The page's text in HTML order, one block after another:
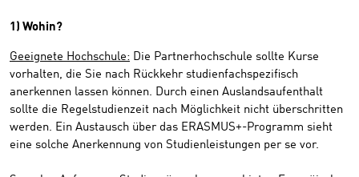
1) Wohin?
Geeignete Hochschule: Die Partnerhochschule sollte Kurse
vorhalten, die Sie nach Rückkehr studienfachspezifisch
anerkennen lassen können. Durch einen Auslandsaufenthalt
sollte die Regelstudienzeit nach Möglichkeit nicht überschritten
werden. Ein Austausch über das ERASMUS+-Programm sieht
eine solche Anerkennung von Studienleistungen per se vor.